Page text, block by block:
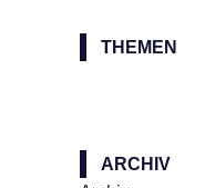
THEMEN
ARCHIV